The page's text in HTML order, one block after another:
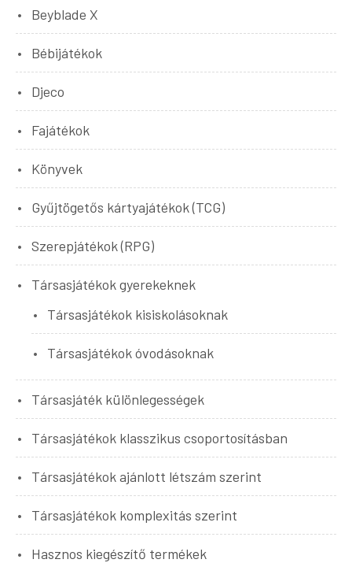
Beyblade X
Bébijátékok
Djeco
Fajátékok
Könyvek
Gyűjtögetős kártyajátékok (TCG)
Szerepjátékok (RPG)
Társasjátékok gyerekeknek
Társasjátékok kisiskolásoknak
Társasjátékok óvodásoknak
Társasjáték különlegességek
Társasjátékok klasszikus csoportosításban
Társasjátékok ajánlott létszám szerint
Társasjátékok komplexitás szerint
Hasznos kiegészítő termékek